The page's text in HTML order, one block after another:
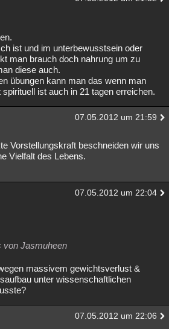
ist und im unterbewusstsein oder
man brauch doch nahrung um zu
diese auch.
übungen kann man das wenn man
ist auch in 21 tagen erreichen.
07.05.2012 um 21:59
Vorstellungskraft beschneiden wir uns
Vielfalt des Lebens.
07.05.2012 um 22:04
von Jasmuheen
massivem gewichtsverlust &
unter wissenschaftlichen
07.05.2012 um 22:06